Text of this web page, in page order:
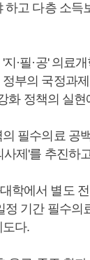
하고 다층 소득
지·필·공' 의료
정부의 국정과
화 정책의 실
의 필수의료 공
제'를 추진하
학에서 별도
기간 필수의
다.